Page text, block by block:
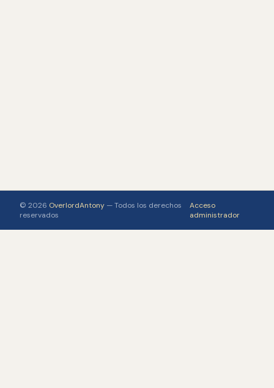
© 2026 OverlordAntony — Todos los derechos
reservados
Acceso
administrador